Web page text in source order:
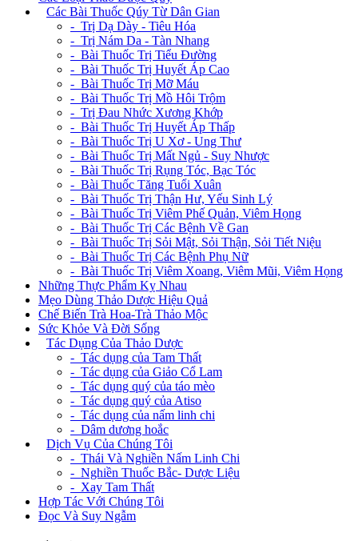
Các Bài Thuốc Qúy Từ Dân Gian
- Trị Dạ Dày - Tiêu Hóa
- Trị Nám Da - Tàn Nhang
- Bài Thuốc Trị Tiểu Đường
- Bài Thuốc Trị Huyết Áp Cao
- Bài Thuốc Trị Mỡ Máu
- Bài Thuốc Trị Mồ Hôi Trộm
- Trị Đau Nhức Xương Khớp
- Bài Thuốc Trị Huyết Áp Thấp
- Bài Thuốc Trị U Xơ - Ung Thư
- Bài Thuốc Trị Mất Ngủ - Suy Nhược
- Bài Thuốc Trị Rụng Tóc, Bạc Tóc
- Bài Thuốc Tăng Tuổi Xuân
- Bài Thuốc Trị Thận Hư, Yếu Sinh Lý
- Bài Thuốc Trị Viêm Phế Quản, Viêm Họng
- Bài Thuốc Trị Các Bệnh Về Gan
- Bài Thuốc Trị Sỏi Mật, Sỏi Thận, Sỏi Tiết Niệu
- Bài Thuốc Trị Các Bệnh Phụ Nữ
- Bài Thuốc Trị Viêm Xoang, Viêm Mũi, Viêm Họng
Những Thực Phẩm Kỵ Nhau
Mẹo Dùng Thảo Dược Hiệu Quả
Chế Biến Trà Hoa-Trà Thảo Mộc
Sức Khỏe Và Đời Sống
Tác Dụng Của Thảo Dược
- Tác dụng của Tam Thất
- Tác dụng của Giảo Cổ Lam
- Tác dụng quý của táo mèo
- Tác dụng quý của Atiso
- Tác dụng của nấm linh chi
- Dâm dương hoắc
Dịch Vụ Của Chúng Tôi
- Thái Và Nghiền Nấm Linh Chi
- Nghiền Thuốc Bắc- Dược Liệu
- Xay Tam Thất
Hợp Tác Với Chúng Tôi
Đọc Và Suy Ngẫm